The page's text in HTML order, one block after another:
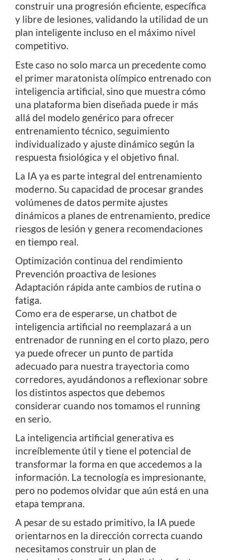
construir una progresión eficiente, específica
y libre de lesiones, validando la utilidad de un
plan inteligente incluso en el máximo nivel
competitivo.
Este caso no solo marca un precedente como
el primer maratonista olímpico entrenado con
inteligencia artificial, sino que muestra cómo
una plataforma bien diseñada puede ir más
allá del modelo genérico para ofrecer
entrenamiento técnico, seguimiento
individualizado y ajuste dinámico según la
respuesta fisiológica y el objetivo final.
La IA ya es parte integral del entrenamiento
moderno. Su capacidad de procesar grandes
volúmenes de datos permite ajustes
dinámicos a planes de entrenamiento, predice
riesgos de lesión y genera recomendaciones
en tiempo real.
Optimización continua del rendimiento
Prevención proactiva de lesiones
Adaptación rápida ante cambios de rutina o
fatiga.
Como era de esperarse, un chatbot de
inteligencia artificial no reemplazará a un
entrenador de running en el corto plazo, pero
ya puede ofrecer un punto de partida
adecuado para nuestra trayectoria como
corredores, ayudándonos a reflexionar sobre
los distintos aspectos que debemos
considerar cuando nos tomamos el running
en serio.
La inteligencia artificial generativa es
increíblemente útil y tiene el potencial de
transformar la forma en que accedemos a la
información. La tecnología es impresionante,
pero no podemos olvidar que aún está en una
etapa temprana.
A pesar de su estado primitivo, la IA puede
orientarnos en la dirección correcta cuando
necesitamos construir un plan de